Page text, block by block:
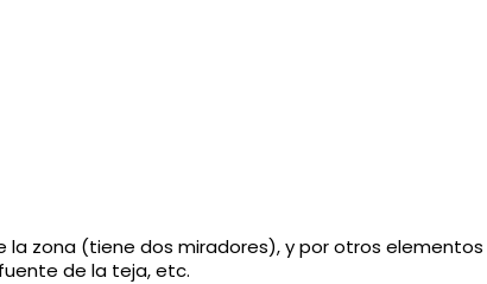
la zona (tiene dos miradores), y por otros
de la teja, etc.